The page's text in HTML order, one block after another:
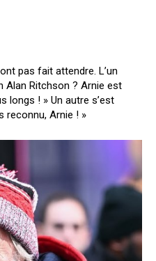
pas fait attendre. L’un
Alan Ritchson ? Arnie est
longs ! » Un autre s’est
reconnu, Arnie ! »